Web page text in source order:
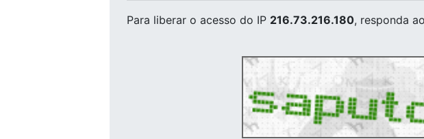
Para liberar o acesso do IP 216.73.216.180, responda